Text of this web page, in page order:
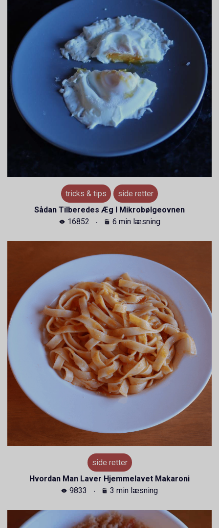
tricks & tips
side retter
Sådan Tilberedes Æg I Mikrobølgeovnen
16852
6 min læsning
side retter
Hvordan Man Laver Hjemmelavet Makaroni
9833
3 min læsning